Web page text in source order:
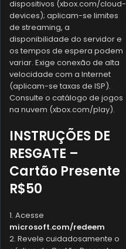
dispositivos (xbox.com/cloud-
devices); aplicam-se limites
de streaming, a
disponibilidade do servidor e
os tempos de espera podem
variar. Exige conexão de alta
velocidade com a Internet
(aplicam-se taxas de ISP).
Consulte o catálogo de jogos
na nuvem (xbox.com/play).
INSTRUÇÕES DE
RESGATE –
Cartão Presente
R$50
1. Acesse
microsoft.com/redeem
2. Revele cuidadosamente o